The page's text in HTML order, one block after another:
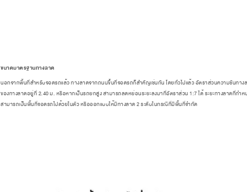
ขนาดมาตรฐานทางลาด
นอกจากพื้นที่สำหรับจอดรถแล้ว ทางลาดจากถนนขึ้นที่จอดรถก็สำคัญเช่นกัน โดยทั่วไปแล้ว อัตราส่วนความชันทาง
ของทางลาดอยู่ที่ 2.40 ม. หรือหากเป็นรถยกสูง สามารถลดหย่อนระยะลงมาที่อัตราส่วน 1:7 ได้ ระยะทางลาดที่กำ
สามารถเป็นพื้นที่จอดรถไปด้วยในตัว หรือออกแบบให้มีทางลาด 2 ระดับในกรณีที่มีพื้นที่จำกัด